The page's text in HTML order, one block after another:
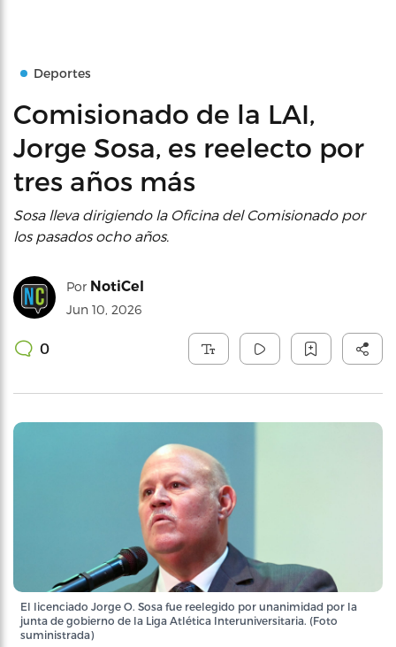
Deportes
Comisionado de la LAI,
Jorge Sosa, es reelecto por
tres años más
Sosa lleva dirigiendo la Oficina del Comisionado por
los pasados ocho años.
Por NotiCel
Jun 10, 2026
0
El licenciado Jorge O. Sosa fue reelegido por unanimidad por la
junta de gobierno de la Liga Atlética Interuniversitaria. (Foto
suministrada)